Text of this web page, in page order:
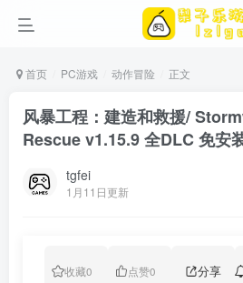
首页 PC游戏 动作冒险 正文
风暴工程：建造和救援/
Rescue v1.15.9 全DLC 免安
tgfei
1月11日更新
收藏0 点赞0 分享